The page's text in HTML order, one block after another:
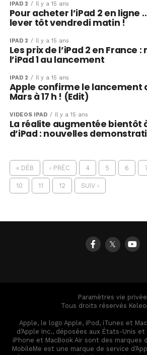
IPAD 2 Il y a 15 ans
Pour acheter l’iPad 2 en ligne
lever tôt vendredi matin !
IPAD 2 Il y a 15 ans
Les prix de l’iPad 2 en France
l’iPad 1 au lancement
IPAD 2 Il y a 15 ans
Apple confirme le lancement
Mars à 17 h ! (Edit)
VIDÉOS IPAD Il y a 15 ans
La réalite augmentée bientôt
d’iPad : nouvelles
« DÉB ‹ PRÉC 4 5 6
10 11 12 SUIV ›
𝕏
Paramètres vie privée
Tous droits réservés
Apple, le logo Apple, iPod, iTunes et
d’Apple Inc., déposées aux États-Unis et
iPhone et MacBook Air sont des marques
MobileMe est une marque de service